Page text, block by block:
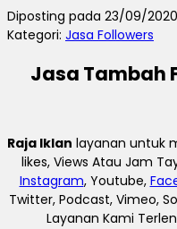
Diposting pada 23/09/
Kategori: Jasa Followers
Jasa Tambah
Raja Iklan layanan untuk
likes, Views Atau Jam
Instagram, Youtube,
Twitter, Podcast, Vimeo,
Layanan Kami